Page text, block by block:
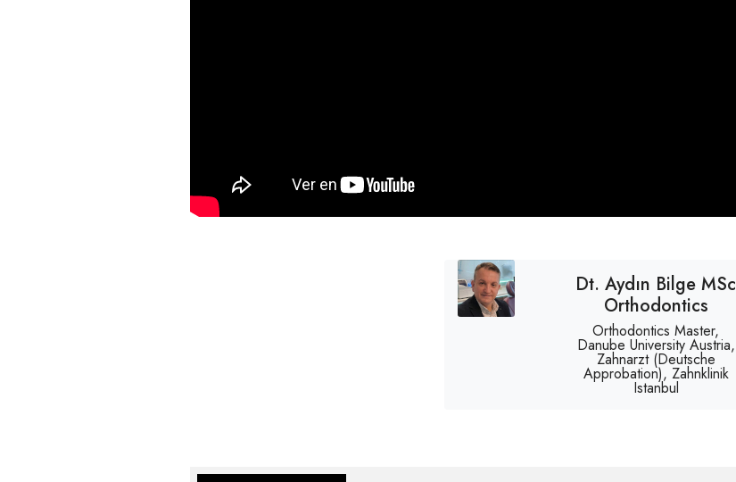
Dt. Aydın Bilge MSc
Orthodontics
Orthodontics Master,
Danube University Austria,
Zahnarzt (Deutsche
Approbation), Zahnklinik
Istanbul